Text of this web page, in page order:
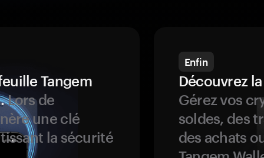
Tangem
Lors de
une clé
la sécurité
Enfin
Découvrez
Gérez vos
soldes, des
des achats